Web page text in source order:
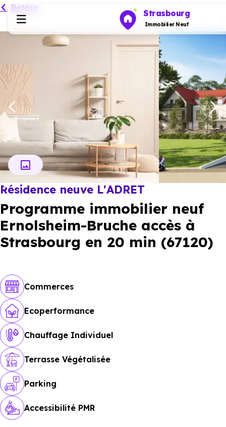
Strasbourg
Immobilier Neuf
Programmes neufs
Habiter
Investir
Actualités
Ressources
Financer
Retour
Résidence neuve L'ADRET
Programme immobilier neuf
Ernolsheim-Bruche accès à
Strasbourg en 20 min (67120)
Commerces
Ecoperformance
Chauffage Individuel
Terrasse Végétalisée
Parking
Accessibilité PMR